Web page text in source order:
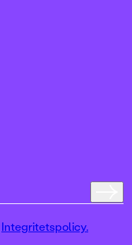
Integritetspolicy.